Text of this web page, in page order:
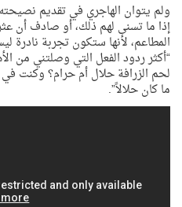
ولم يتوان الهاجري في تقديم
إذا ما تسنى لهم ذلك، أو صادف أن
المطاعم، لأنها ستكون تجربة
“أكثر ردود الفعل التي وصلتني من
لحم الزرافة حلال أم حرام؟ وكنت
ما كان حلالاً”.